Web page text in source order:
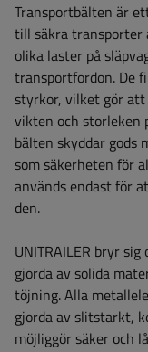
Transportbälten är
till säkra transporter
olika laster på
transportfordon. De
styrkor, vilket gör att
vikten och storleken
bälten skyddar gods
som säkerheten för
används endast för
den.
UNITRAILER bryr
gjorda av solida
töjning. Alla
gjorda av slitstarkt,
möjliggör säker och